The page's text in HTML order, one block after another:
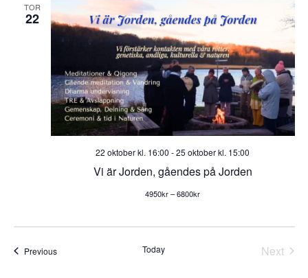
TOR
22
22 oktober kl. 16:00 -25 oktober kl. 15:00
Vi är Jorden, gåendes på Jorden
4950kr – 6800kr
PreviousEvents Today
Next